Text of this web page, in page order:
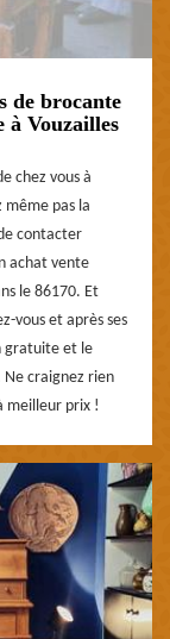
de brocante
à Vouzailles
chez vous à
même pas la
contacter
achat vente
le 86170. Et
vous et après ses
gratuite et le
Ne craignez rien
meilleur prix !